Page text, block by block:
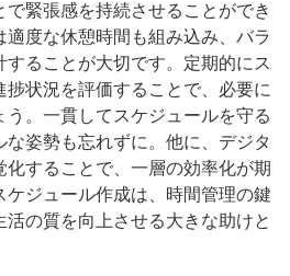
で緊張感を持続させることができ
適度な休憩時間も組み込み、バラ
することが大切です。定期的にス
状況を評価することで、必要に
。一貫してスケジュールを守る
姿勢も忘れずに。他に、デジタ
することで、一層の効率化が期
ジュール作成は、時間管理の鍵
活の質を向上させる大きな助けと